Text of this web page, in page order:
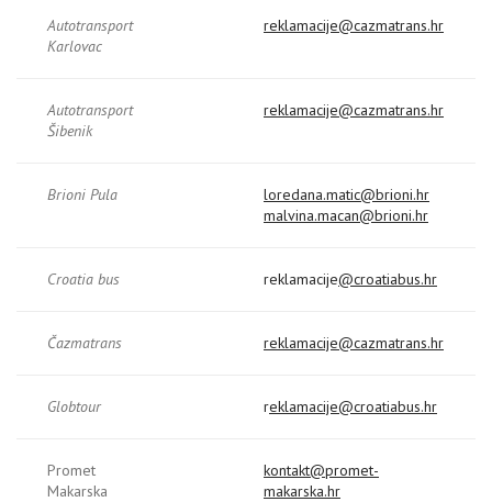
Autotransport
Karlovac
reklamacije@cazmatrans.hr
Autotransport
Šibenik
reklamacije@cazmatrans.hr
Brioni Pula
loredana.matic@brioni.hr
malvina.macan@brioni.hr
Croatia bus reklamacije@croatiabus.hr
Čazmatrans reklamacije@cazmatrans.hr
Globtour reklamacije@croatiabus.hr
Promet
Makarska
kontakt@promet-
makarska.hr